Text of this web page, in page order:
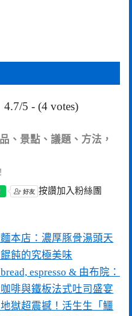
4.7/5 - (4 votes)
、景點、議題、方法，
按讚加入粉絲團
本店：濃厚豚骨湯頭天
飩的究極美味
espresso & 由布院：
啡與鐵板法式吐司盛宴
獄超震撼！活生生「鱷